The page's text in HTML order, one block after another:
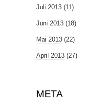
Juli 2013 (11)
Juni 2013 (18)
Mai 2013 (22)
April 2013 (27)
META